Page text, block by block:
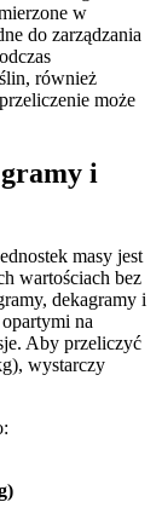
w
do zarządzania
również
może
i
masy jest
wartościach bez
dekagramy i
na
Aby przeliczyć
wystarczy